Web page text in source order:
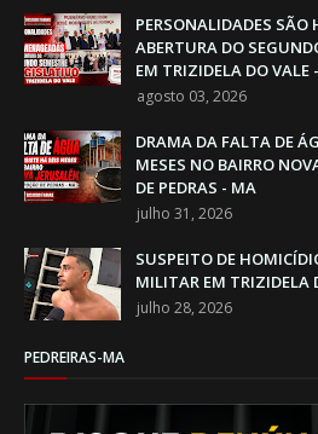
PERSONALIDADES
ABERTURA DO
EM TRIZIDELA DO VALE
agosto 03, 2026
DRAMA DA FALTA DE
MESES NO BAIRRO
DE PEDRAS - MA
julho 31, 2026
SUSPEITO DE
MILITAR EM TRIZIDELA
julho 28, 2026
PEDREIRAS-MA